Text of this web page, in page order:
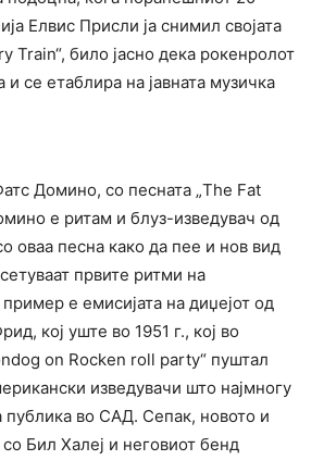
Елвис Присли ја снимил својата
Train“, било јасно дека рокенролот
и се етаблира на јавната музичка
Домино, со песната „The Fat
е ритам и блуз-изведувач од
оваа песна како да пее и нов вид
првите ритми на
е емисијата на диџејот од
кој уште во 1951 г., кој во
on Rocken roll party“ пуштал
изведувачи што најмногу
публика во САД. Сепак, новото и
Бил Халеј и неговиот бенд